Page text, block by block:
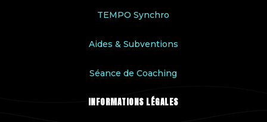
TEMPO Synchro
Aides & Subventions
Séance de Coaching
INFORMATIONS LÉGALES